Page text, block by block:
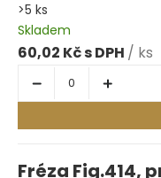
>5 ks
Skladem
60,02 Kč / ks
Fréza Fig.414,